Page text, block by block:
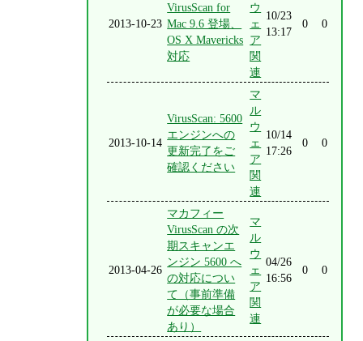
2013-10-23
VirusScan for
Mac 9.6 登場、
OS X Mavericks
対応
ウ
ェ
ア
関
連
10/23
13:17
0 0
2013-10-14
VirusScan: 5600
エンジンへの
更新完了をご
確認ください
マ
ル
ウ
ェ
ア
関
連
10/14
17:26
0 0
2013-04-26
マカフィー
VirusScan の次
期スキャンエ
ンジン 5600 へ
の対応につい
て（事前準備
が必要な場合
あり）
マ
ル
ウ
ェ
ア
関
連
04/26
16:56
0 0